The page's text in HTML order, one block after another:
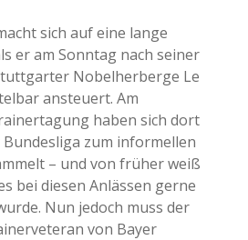
sich auf eine lange
er am Sonntag nach seiner
Nobelherberge Le
ansteuert. Am
haben sich dort
zum informellen
– und von früher weiß
bei diesen Anlässen gerne
Nun jedoch muss der
von Bayer